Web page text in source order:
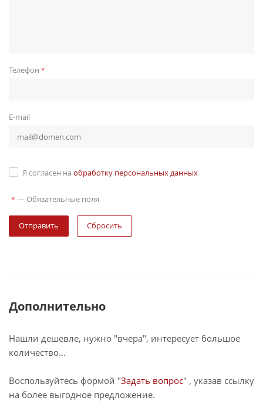
Телефон *
E-mail
Я согласен на обработку персональных данных
* — Обязательные поля
Сбросить
Дополнительно
Нашли дешевле, нужно "вчера", интересует большое
количество...
Воспользуйтесь формой "Задать вопрос" , указав ссылку
на более выгодное предложение.